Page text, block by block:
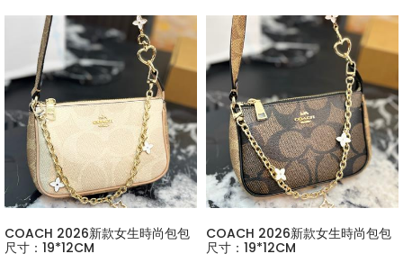
COACH 2026新款女生時尚包包
尺寸：19*12CM
COACH 2026新款女生時尚包包
尺寸：19*12CM